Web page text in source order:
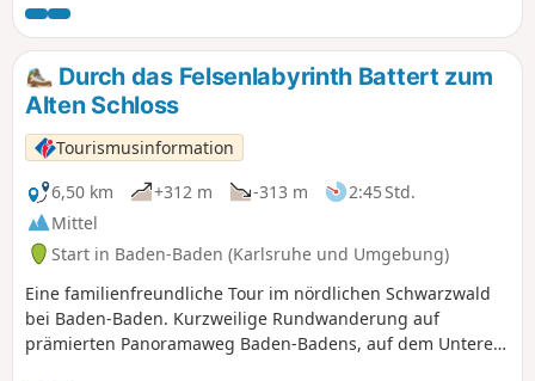
Lokal mit Biergarten einkehren und euch
stärken. Das Felsenmeer ist ein beliebtes
Boulder-Eldorado für Sportkletterer. Die hier
beschriebene Wanderung erfordert aber
keine Klettererfahrung und ist für jeden
Wanderer gut zu bewältigen.
Durch das Felsenlabyrinth Battert zum
Alten Schloss
Tourismusinformation
6,50 km
+312 m -313 m
2:45 Std.
Mittel
Start in Baden-Baden (Karlsruhe und Umgebung)
Eine familienfreundliche Tour im nördlichen Schwarzwald
bei Baden-Baden. Kurzweilige Rundwanderung auf
prämierten Panoramaweg Baden-Badens, auf dem Unteren